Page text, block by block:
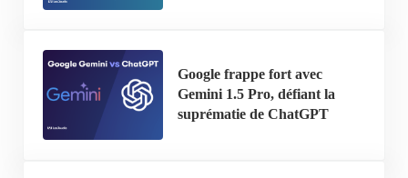
Google frappe fort avec
Gemini 1.5 Pro, défiant la
suprématie de ChatGPT